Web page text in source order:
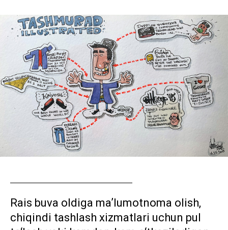
Rais buva oldiga maʼlumotnoma olish,
chiqindi tashlash xizmatlari uchun pul